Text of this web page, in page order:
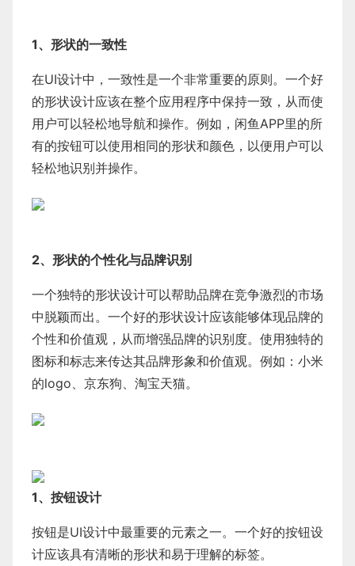
1、形状的一致性
在UI设计中，一致性是一个非常重要的原则。一个好
的形状设计应该在整个应用程序中保持一致，从而使
用户可以轻松地导航和操作。例如，闲鱼APP里的所
有的按钮可以使用相同的形状和颜色，以便用户可以
轻松地识别并操作。
2、形状的个性化与品牌识别
一个独特的形状设计可以帮助品牌在竞争激烈的市场
中脱颖而出。一个好的形状设计应该能够体现品牌的
个性和价值观，从而增强品牌的识别度。使用独特的
图标和标志来传达其品牌形象和价值观。例如：小米
的logo、京东狗、淘宝天猫。
1、按钮设计
按钮是UI设计中最重要的元素之一。一个好的按钮设
计应该具有清晰的形状和易于理解的标签。